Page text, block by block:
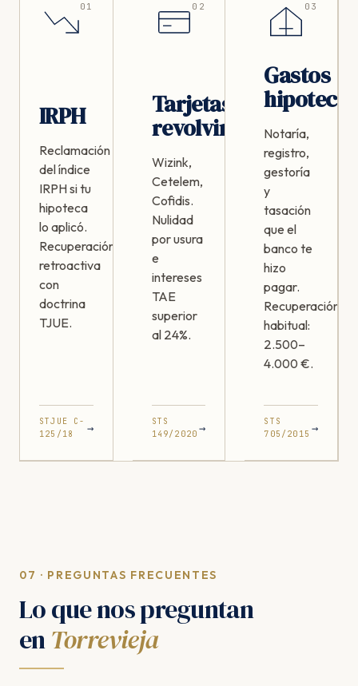
01
IRPH
Reclamación
del índice
IRPH si tu
hipoteca
lo aplicó.
Recuperación
retroactiva
con
doctrina
TJUE.
STJUE C-
125/18
→
02
Tarjetas
revolving
Wizink,
Cetelem,
Cofidis.
Nulidad
por usura
e
intereses
TAE
superior
al 24%.
STS
149/2020 →
03
Gastos
Notaría,
registro,
gestoría
y
tasación
que el
banco te
hizo
pagar.
Recuperación
habitual:
2.500–
4.000 €.
STS
705/2015 →
07 · PREGUNTAS FRECUENTES
Lo que nos preguntan
enTorrevieja